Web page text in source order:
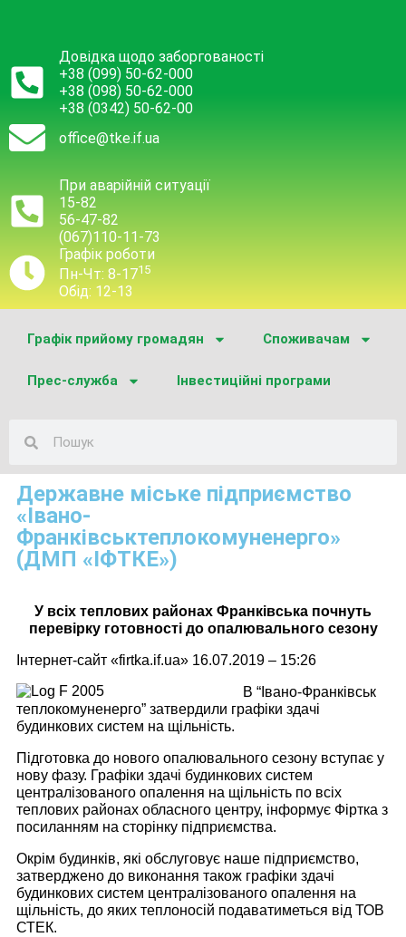
Довідка щодо заборгованості
+38 (099) 50-62-000
+38 (098) 50-62-000
+38 (0342) 50-62-00
office@tke.if.ua
При аварійній ситуації
15-82
56-47-82
(067)110-11-73
Графік роботи
Пн-Чт: 8-1715
Обід: 12-13
Графік прийому громадян Споживачам
Прес-служба Інвестиційні програми
Державне міське підприємство
«Івано-
Франківськтеплокомуненерго»
(ДМП «ІФТКЕ»)
У всіх теплових районах Франківська почнуть
перевірку готовності до опалювального сезону
Інтернет-сайт «firtka.if.ua» 16.07.2019 – 15:26
В “Івано-Франківськ
теплокомуненерго” затвердили графіки здачі
будинкових систем на щільність.
Підготовка до нового опалювального сезону вступає у
нову фазу. Графіки здачі будинкових систем
централізованого опалення на щільність по всіх
теплових районах обласного центру, інформує Фіртка з
посиланням на сторінку підприємства.
Окрім будинків, які обслуговує наше підприємство,
затверджено до виконання також графіки здачі
будинкових систем централізованого опалення на
щільність, до яких теплоносій подаватиметься від ТОВ
СТЕК.